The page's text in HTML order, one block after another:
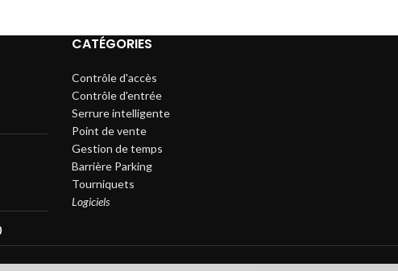
CATÉGORIES
Contrôle d'accès
Contrôle d'entrée
Serrure intelligente
Point de vente
Gestion de temps
Barrière Parking
Tourniquets
Logiciels